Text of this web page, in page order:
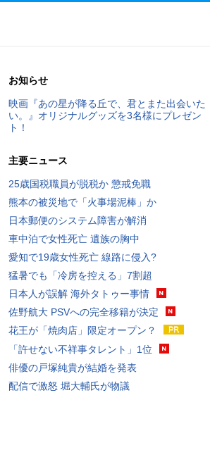
お知らせ
映画『あの星が降る丘で、君とまた出会いた
い。』オリジナルグッズを3名様にプレゼン
ト！
主要ニュース
25歳国税職員が脱税か 懲戒免職
熊本の被災地で「火事場泥棒」か
日本郵便のシステム障害が解消
車中泊で女性死亡 遺族の胸中
愛知で19歳女性死亡 線路に侵入?
猛暑でも「冷房を控える」7割超
日本人が誤解 海外タトゥー事情
佐野航大 PSVへの完全移籍が決定
花王が「焼肉店」限定オープン？
「許せない不祥事タレント」1位
俳優の戸塚純貴が結婚を発表
配信で激怒 堀大輔氏が物議